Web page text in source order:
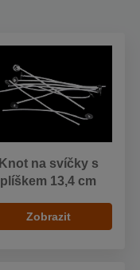
Knot na svíčky s
plíškem 13,4 cm
Zobrazit